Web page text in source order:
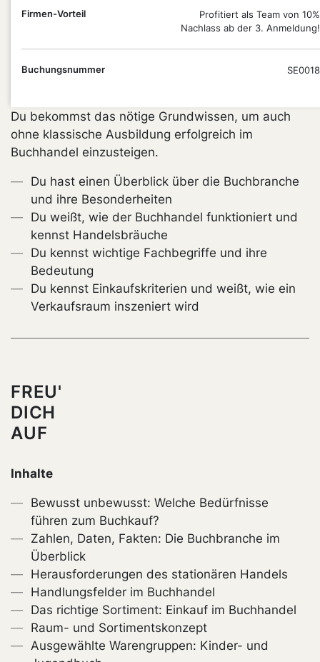
Firmen-Vorteil
Profitiert als Team von 10%
Nachlass ab der 3. Anmeldung!
Buchungsnummer SE0018
PLUS
PUNKT
Du bekommst das nötige Grundwissen, um auch
ohne klassische Ausbildung erfolgreich im
Buchhandel einzusteigen.
Du hast einen Überblick über die Buchbranche
und ihre Besonderheiten
Du weißt, wie der Buchhandel funktioniert und
kennst Handelsbräuche
Du kennst wichtige Fachbegriffe und ihre
Bedeutung
Du kennst Einkaufskriterien und weißt, wie ein
Verkaufsraum inszeniert wird
FREU'
DICH
AUF
Inhalte
Bewusst unbewusst: Welche Bedürfnisse
führen zum Buchkauf?
Zahlen, Daten, Fakten: Die Buchbranche im
Überblick
Herausforderungen des stationären Handels
Handlungsfelder im Buchhandel
Das richtige Sortiment: Einkauf im Buchhandel
Raum- und Sortimentskonzept
Ausgewählte Warengruppen: Kinder- und